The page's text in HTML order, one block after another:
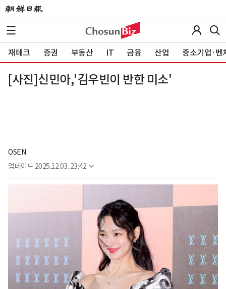
재테크 증권 부동산 IT 금융 산업 중소기업·벤
[사진]신민아,'김우빈이 반한 미소'
OSEN
업데이트 2025.12.03. 23:42